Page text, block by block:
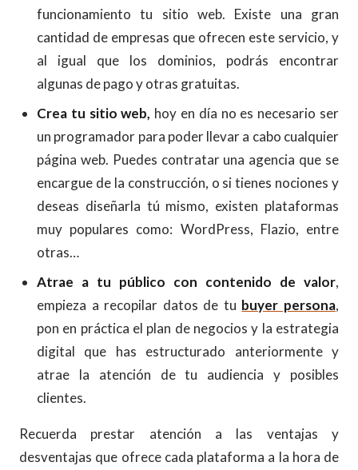
funcionamiento tu sitio web. Existe una gran
cantidad de empresas que ofrecen este servicio, y
al igual que los dominios, podrás encontrar
algunas de pago y otras gratuitas.
Crea tu sitio web, hoy en día no es necesario ser
un programador para poder llevar a cabo cualquier
página web. Puedes contratar una agencia que se
encargue de la construcción, o si tienes nociones y
deseas diseñarla tú mismo, existen plataformas
muy populares como: WordPress, Flazio, entre
otras…
Atrae a tu público con contenido de valor,
empieza a recopilar datos de tu buyer persona,
pon en práctica el plan de negocios y la estrategia
digital que has estructurado anteriormente y
atrae la atención de tu audiencia y posibles
clientes.
Recuerda prestar atención a las ventajas y
desventajas que ofrece cada plataforma a la hora de